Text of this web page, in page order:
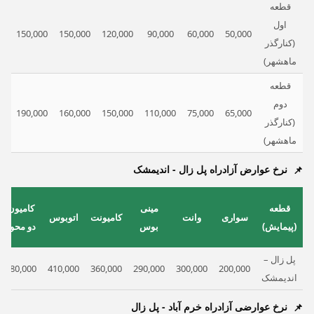
قطعه
اول
(کنارگذر
ماهشهر)
50,000
60,000
90,000
120,000
150,000
150,000
قطعه
دوم
(کنارگذر
ماهشهر)
65,000
75,000
110,000
150,000
160,000
190,000
نرخ عوارض آزادراه پل زال - اندیمشک
قطعه
(پیمایش)
سواری وانت
مینی
بوس
کامیونت اتوبوس
کامیون
دو محور
پل زال –
اندیمشک
200,000
300,000
290,000
360,000
410,000
480,000
نرخ عوارضی آزادراه خرم آباد - پل زال